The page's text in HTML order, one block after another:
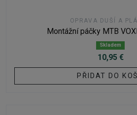
OPRAVA DUŠÍ A
Montážní páčky MTB
Skladem
10,95 €
PŘIDAT DO